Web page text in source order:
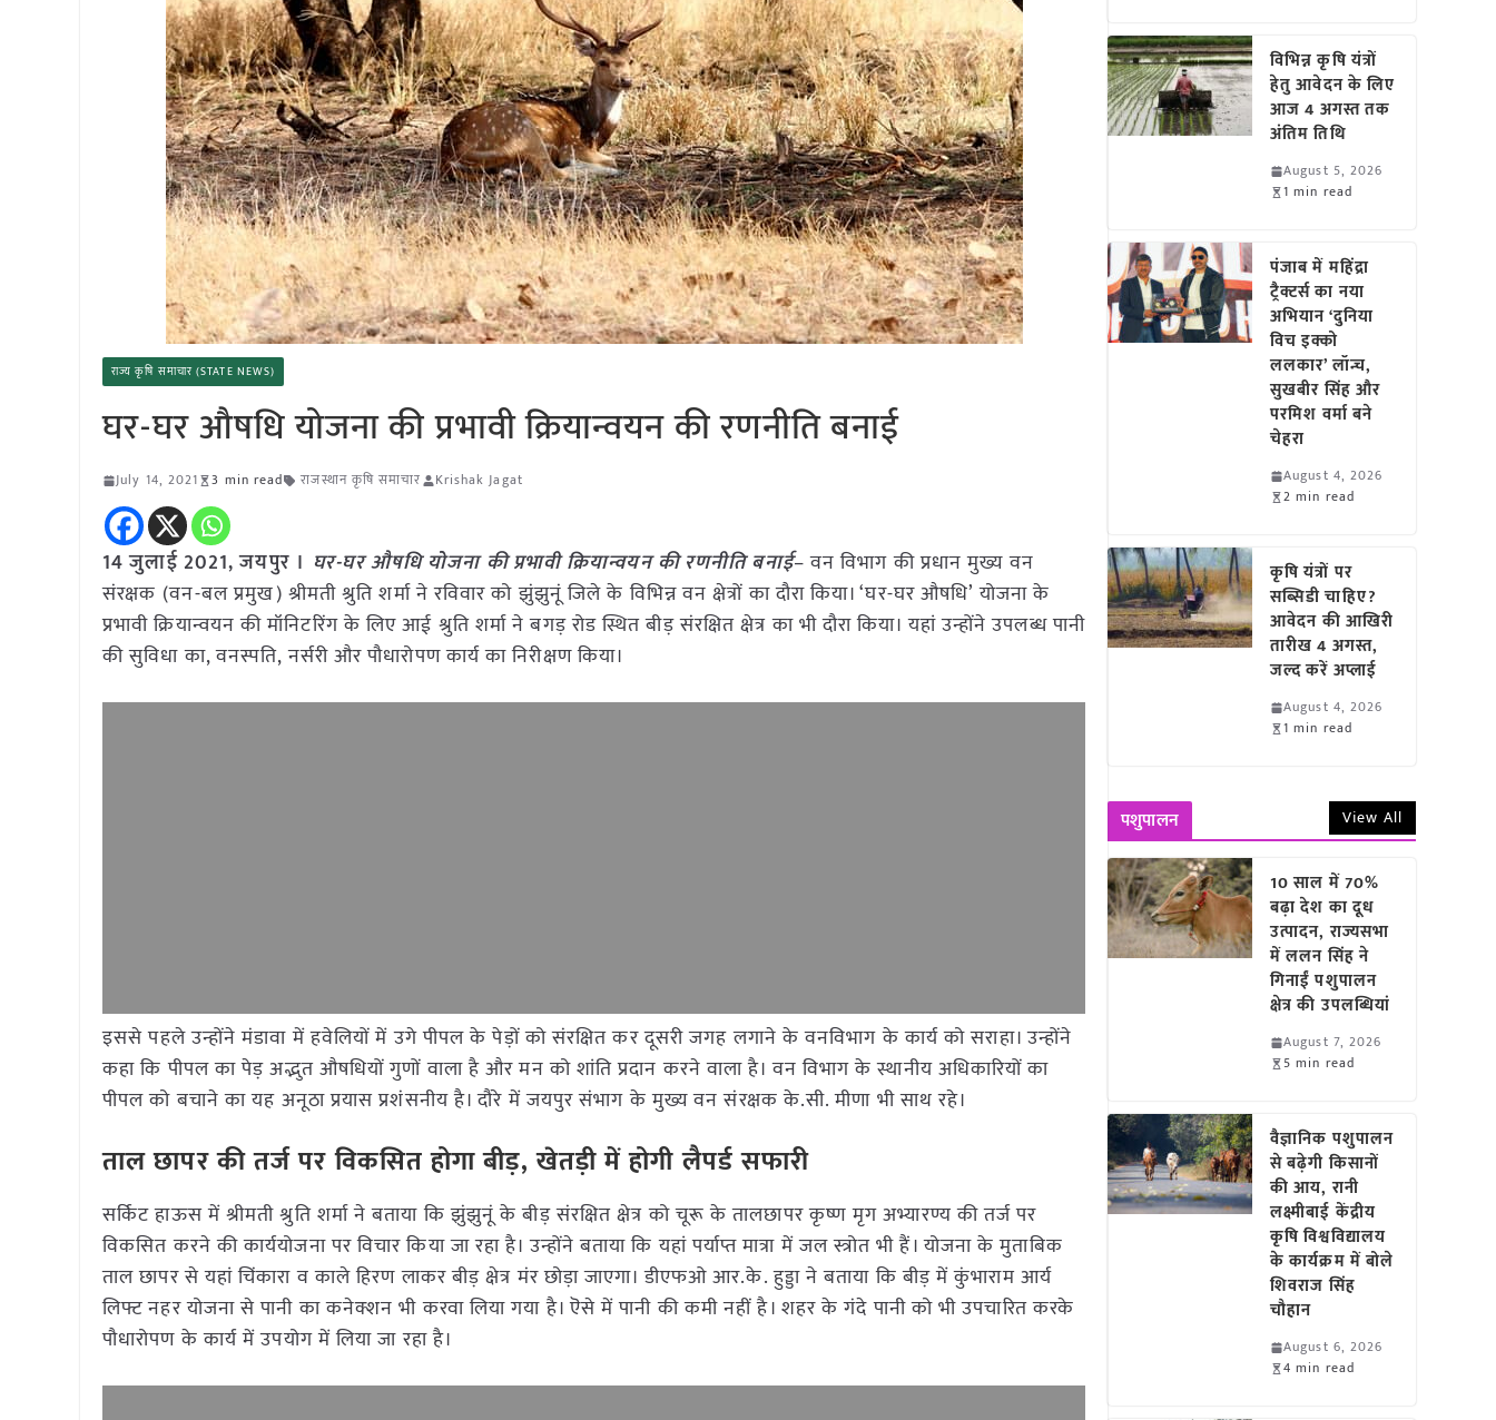
राज्य कृषि समाचार (STATE NEWS)
घर-घर औषधि योजना की प्रभावी क्रियान्वयन की रणनीति बनाई
July 14, 2021 3 min read राजस्थान कृषि समाचार Krishak Jagat
14 जुलाई 2021, जयपुर । घर-घर औषधि योजना की प्रभावी क्रियान्वयन की रणनीति बनाई– वन विभाग की प्रधान मुख्य वन
संरक्षक (वन-बल प्रमुख) श्रीमती श्रुति शर्मा ने रविवार को झुंझुनूं जिले के विभिन्न वन क्षेत्रों का दौरा किया। ‘घर-घर औषधि’ योजना के
प्रभावी क्रियान्वयन की मॉनिटरिंग के लिए आई श्रुति शर्मा ने बगड़ रोड स्थित बीड़ संरक्षित क्षेत्र का भी दौरा किया। यहां उन्होंने उपलब्ध पानी
की सुविधा का, वनस्पति, नर्सरी और पौधारोपण कार्य का निरीक्षण किया।
इससे पहले उन्होंने मंडावा में हवेलियों में उगे पीपल के पेड़ों को संरक्षित कर दूसरी जगह लगाने के वनविभाग के कार्य को सराहा। उन्होंने
कहा कि पीपल का पेड़ अद्भुत औषधियों गुणों वाला है और मन को शांति प्रदान करने वाला है। वन विभाग के स्थानीय अधिकारियों का
पीपल को बचाने का यह अनूठा प्रयास प्रशंसनीय है। दौरे में जयपुर संभाग के मुख्य वन संरक्षक के.सी. मीणा भी साथ रहे।
ताल छापर की तर्ज पर विकसित होगा बीड़, खेतड़ी में होगी लैपर्ड सफारी
सर्किट हाऊस में श्रीमती श्रुति शर्मा ने बताया कि झुंझुनूं के बीड़ संरक्षित क्षेत्र को चूरू के तालछापर कृष्ण मृग अभ्यारण्य की तर्ज पर
विकसित करने की कार्ययोजना पर विचार किया जा रहा है। उन्होंने बताया कि यहां पर्याप्त मात्रा में जल स्त्रोत भी हैं। योजना के मुताबिक
ताल छापर से यहां चिंकारा व काले हिरण लाकर बीड़ क्षेत्र मंर छोड़ा जाएगा। डीएफओ आर.के. हुड्डा ने बताया कि बीड़ में कुंभाराम आर्य
लिफ्ट नहर योजना से पानी का कनेक्शन भी करवा लिया गया है। ऎसे में पानी की कमी नहीं है। शहर के गंदे पानी को भी उपचारित करके
पौधारोपण के कार्य में उपयोग में लिया जा रहा है।
विभिन्न कृषि यंत्रों
हेतु आवेदन के लिए
आज 4 अगस्त तक
अंतिम तिथि
August 5, 2026
1 min read
पंजाब में महिंद्रा
ट्रैक्टर्स का नया
अभियान ‘दुनिया
विच इक्को
ललकार’ लॉन्च,
सुखबीर सिंह और
परमिश वर्मा बने
चेहरा
August 4, 2026
2 min read
कृषि यंत्रों पर
सब्सिडी चाहिए?
आवेदन की आखिरी
तारीख 4 अगस्त,
जल्द करें अप्लाई
August 4, 2026
1 min read
पशुपालन View All
10 साल में 70%
बढ़ा देश का दूध
उत्पादन, राज्यसभा
में ललन सिंह ने
गिनाईं पशुपालन
क्षेत्र की उपलब्धियां
August 7, 2026
5 min read
वैज्ञानिक पशुपालन
से बढ़ेगी किसानों
की आय, रानी
लक्ष्मीबाई केंद्रीय
कृषि विश्वविद्यालय
के कार्यक्रम में बोले
शिवराज सिंह
चौहान
August 6, 2026
4 min read